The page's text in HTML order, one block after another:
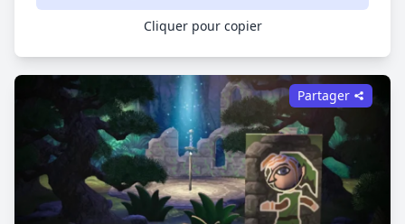
Cliquer pour copier
Partager